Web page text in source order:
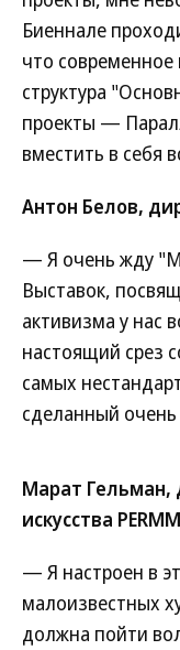
Биеннале
что современное
структура
проекты —
вместить в себя
Антон Белов,
— Я очень жду
Выставок,
активизма у нас
настоящий срез
самых
сделанный
Марат Гельман,
искусства
— Я настроен в
малоизвестных
должна пойти